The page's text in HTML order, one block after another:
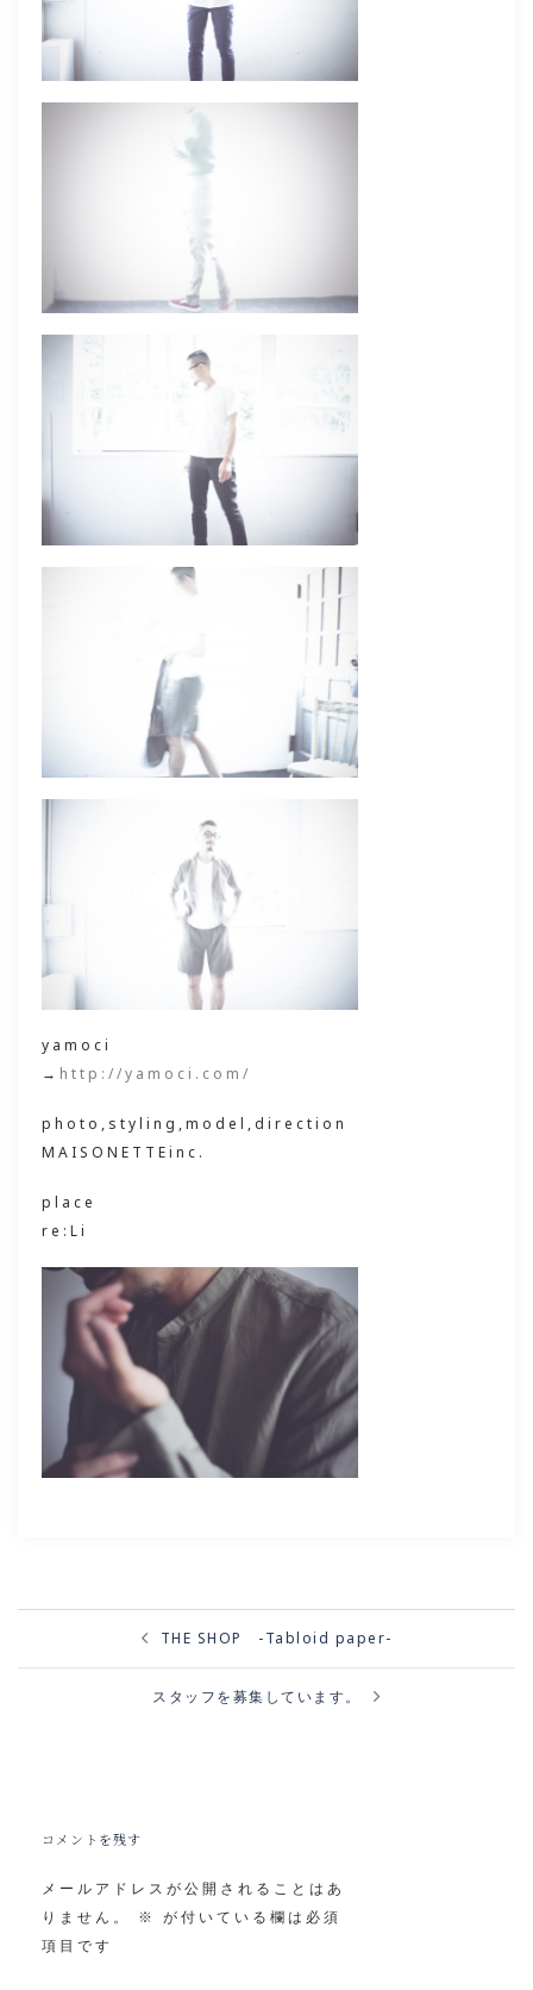
yamoci
→ http://yamoci.com/
photo,styling,model,direction
MAISONETTEinc.
place
re:Li
投
シ
THE SHOP -Tabloid paper-
スタッフを募集しています。
コメントを残す
メールアドレスが公開されることはあ
りません。
※ が付いている欄は必須
項目です